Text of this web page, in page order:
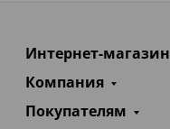
Интернет-магазин
Компания
Покупателям